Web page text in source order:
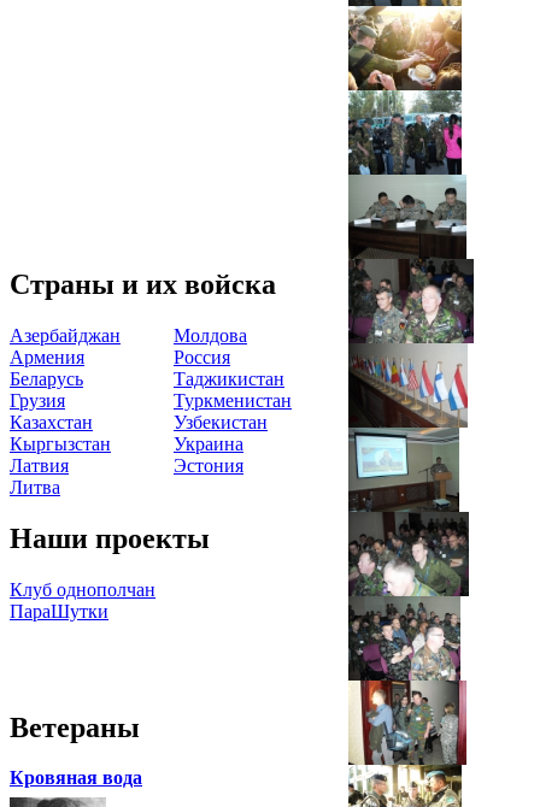
Страны и их войска
Азербайджан
Армения
Беларусь
Грузия
Казахстан
Кыргызстан
Латвия
Литва
Молдова
Россия
Таджикистан
Туркменистан
Узбекистан
Украина
Эстония
Наши проекты
Клуб однополчан
ПараШутки
Ветераны
Кровяная вода